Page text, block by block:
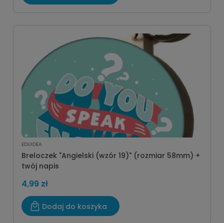
EDUIDEA
Breloczek "Angielski (wzór 19)" (rozmiar 58mm) +
twój napis
4,99 zł
Dodaj do koszyka